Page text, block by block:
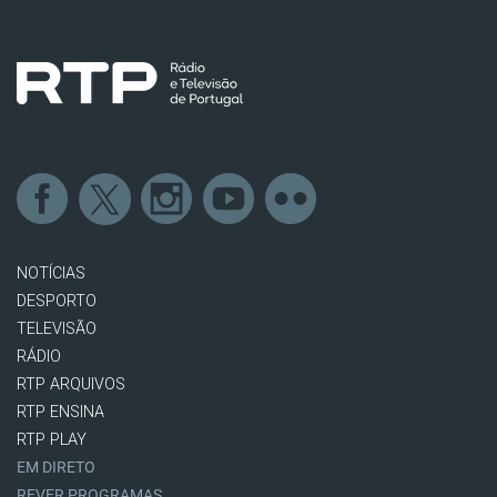
NOTÍCIAS
DESPORTO
TELEVISÃO
RÁDIO
RTP ARQUIVOS
RTP ENSINA
RTP PLAY
EM DIRETO